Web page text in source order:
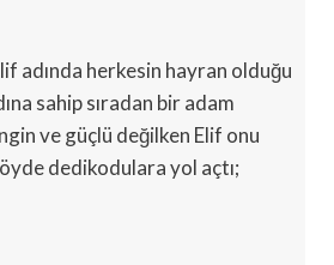
adında herkesin hayran olduğu
sahip sıradan bir adam
ve güçlü değilken Elif onu
dedikodulara yol açtı;